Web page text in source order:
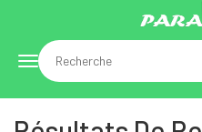
Toggle
navigation